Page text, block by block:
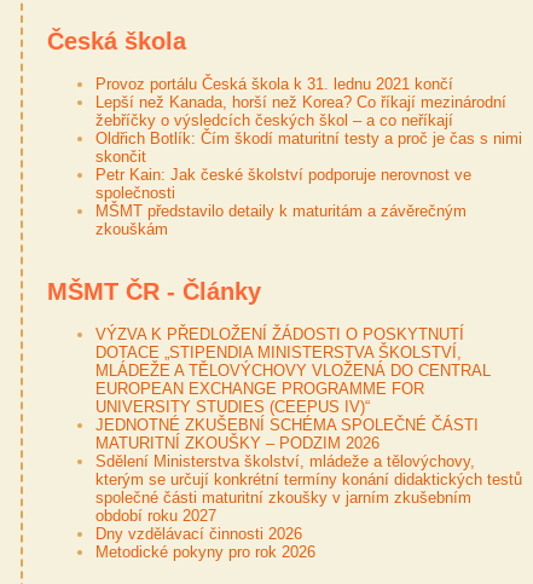
Česká škola
Provoz portálu Česká škola k 31. lednu 2021 končí
Lepší než Kanada, horší než Korea? Co říkají mezinárodní
žebříčky o výsledcích českých škol – a co neříkají
Oldřich Botlík: Čím škodí maturitní testy a proč je čas s nimi
skončit
Petr Kain: Jak české školství podporuje nerovnost ve
společnosti
MŠMT představilo detaily k maturitám a závěrečným
zkouškám
MŠMT ČR - Články
VÝZVA K PŘEDLOŽENÍ ŽÁDOSTI O POSKYTNUTÍ
DOTACE „STIPENDIA MINISTERSTVA ŠKOLSTVÍ,
MLÁDEŽE A TĚLOVÝCHOVY VLOŽENÁ DO CENTRAL
EUROPEAN EXCHANGE PROGRAMME FOR
UNIVERSITY STUDIES (CEEPUS IV)“
JEDNOTNÉ ZKUŠEBNÍ SCHÉMA SPOLEČNÉ ČÁSTI
MATURITNÍ ZKOUŠKY – PODZIM 2026
Sdělení Ministerstva školství, mládeže a tělovýchovy,
kterým se určují konkrétní termíny konání didaktických testů
společné části maturitní zkoušky v jarním zkušebním
období roku 2027
Dny vzdělávací činnosti 2026
Metodické pokyny pro rok 2026